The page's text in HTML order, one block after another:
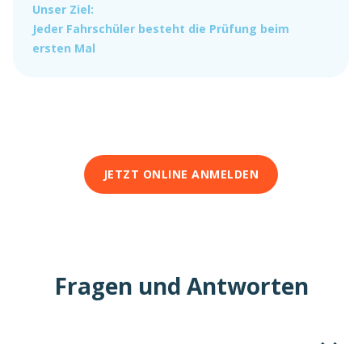
Unser Ziel:
Jeder Fahrschüler besteht die Prüfung beim
ersten Mal
JETZT ONLINE ANMELDEN
Fragen und Antworten